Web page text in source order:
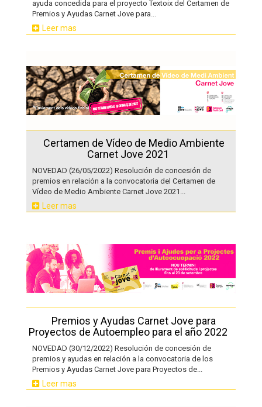
ayuda concedida para el proyecto Textoix del Certamen de
Premios y Ayudas Carnet Jove para...
Leer mas
Certamen de Vídeo de Medio Ambiente
Carnet Jove 2021
NOVEDAD (26/05/2022) Resolución de concesión de
premios en relación a la convocatoria del Certamen de
Vídeo de Medio Ambiente Carnet Jove 2021...
Leer mas
Premios y Ayudas Carnet Jove para
Proyectos de Autoempleo para el año 2022
NOVEDAD (30/12/2022) Resolución de concesión de
premios y ayudas en relación a la convocatoria de los
Premios y Ayudas Carnet Jove para Proyectos de...
Leer mas